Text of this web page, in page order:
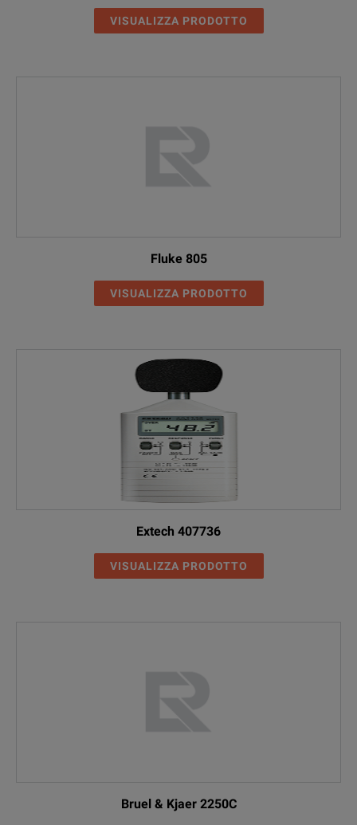
VISUALIZZA PRODOTTO
Fluke 805
VISUALIZZA PRODOTTO
Extech 407736
VISUALIZZA PRODOTTO
Bruel & Kjaer 2250C